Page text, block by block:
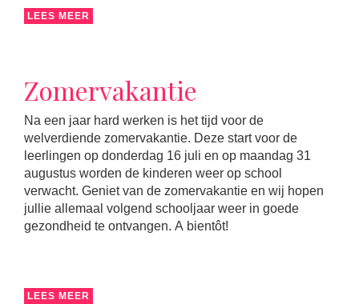
LEES MEER
Zomervakantie
Na een jaar hard werken is het tijd voor de
welverdiende zomervakantie. Deze start voor de
leerlingen op donderdag 16 juli en op maandag 31
augustus worden de kinderen weer op school
verwacht. Geniet van de zomervakantie en wij hopen
jullie allemaal volgend schooljaar weer in goede
gezondheid te ontvangen. A bientôt!
LEES MEER